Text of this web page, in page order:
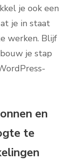
je ook een
je in staat
werken. Blijf
je stap
en
te